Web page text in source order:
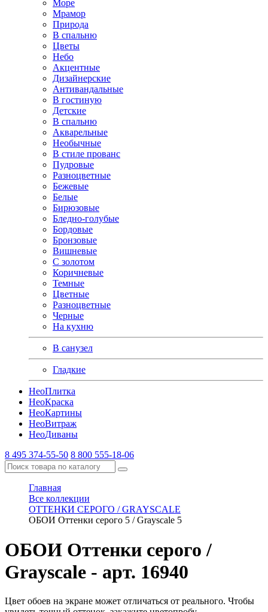
Море
Мрамор
Природа
В спальню
Цветы
Небо
Акцентные
Дизайнерские
Антивандальные
В гостиную
Детские
В спальню
Акварельные
Необычные
В стиле прованс
Пудровые
Разноцветные
Бежевые
Белые
Бирюзовые
Бледно-голубые
Бордовые
Бронзовые
Вишневые
С золотом
Коричневые
Темные
Цветные
Разноцветные
Черные
На кухню
В санузел
Гладкие
НеоПлитка
НеоКраска
НеоКартины
НеоВитраж
НеоДиваны
8 495 374-55-50 8 800 555-18-06
Главная
Все коллекции
ОТТЕНКИ СЕРОГО / GRAYSCALE
ОБОИ Оттенки серого 5 / Grayscale 5
ОБОИ Оттенки серого /
Grayscale - арт. 16940
Цвет обоев на экране может отличаться от реального. Чтобы